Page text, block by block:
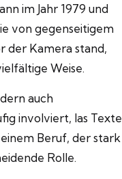
im Jahr 1979 und
von gegenseitigem
der Kamera stand,
Weise.
auch
involviert, las Texte
Beruf, der stark
Rolle.